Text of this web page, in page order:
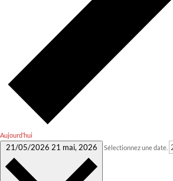
Aujourd’hui
21/05/2026 21 mai, 2026 Sélectionnez une date.